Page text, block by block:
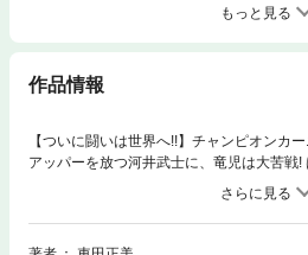
もっと見る
作品情報
【ついに闘いは世界へ!!】チャンピオンカ
アッパーを放つ河井武士に、竜児は大苦戦!
のか!? さらに新たな脅威、凶悪な全米Jr.が
米マッチが開催され、 完治した剣崎順もア
金の日本Jr.誕生の瞬間を見届けろ!!